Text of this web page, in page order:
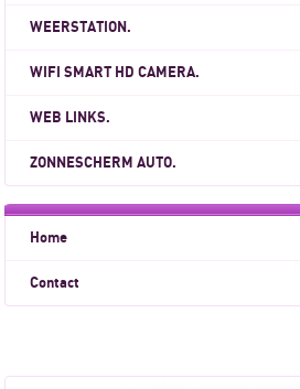
WEERSTATION.
WIFI SMART HD CAMERA.
WEB LINKS.
ZONNESCHERM AUTO.
Home
Contact